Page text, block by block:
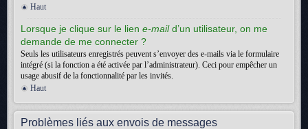
Haut
Lorsque je clique sur le lien e-maild’un utilisateur, on me
demande de me connecter ?
Seuls les utilisateurs enregistrés peuvent s’envoyer des e-mails via le formulaire
intégré (si la fonction a été activée par l’administrateur). Ceci pour empêcher un
usage abusif de la fonctionnalité par les invités.
Haut
Problèmes liés aux envois de messages